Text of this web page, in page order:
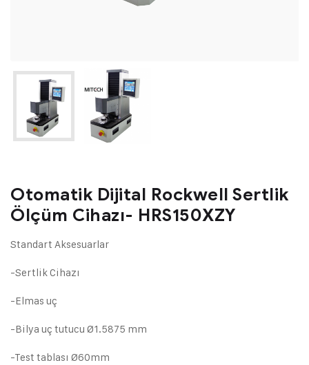
Otomatik Dijital Rockwell Sertlik
Ölçüm Cihazı- HRS150XZY
Standart Aksesuarlar
-Sertlik Cihazı
-Elmas uç
-Bilya uç tutucu Ø1.5875 mm
-Test tablası Ø60mm